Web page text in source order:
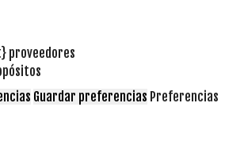
proveedores
Guardar preferencias Preferencias